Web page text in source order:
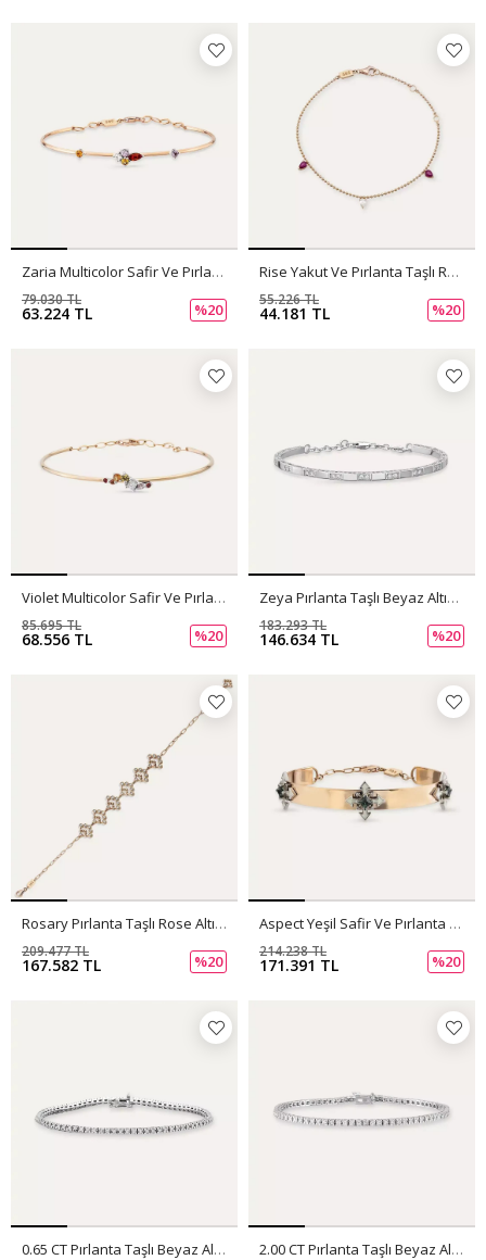
Zaria Multicolor Safir Ve Pırlanta Taşlı Rose Altın Bileklik
63.224 TL
79.030 TL
%20
Rise Yakut Ve Pırlanta Taşlı Rose Altın Bileklik
44.181 TL
55.226 TL
%20
Violet Multicolor Safir Ve Pırlanta Taşlı Rose Altın Bileklik
68.556 TL
85.695 TL
%20
Zeya Pırlanta Taşlı Beyaz Altın Bilezik
146.634 TL
183.293 TL
%20
Rosary Pırlanta Taşlı Rose Altın Bileklik
167.582 TL
209.477 TL
%20
Aspect Yeşil Safir Ve Pırlanta Taşlı, Mineli Rose Altın Bileklik
171.391 TL
214.238 TL
%20
0.65 CT Pırlanta Taşlı Beyaz Altın Suyolu Bileklik 2.00 CT Pırlanta Taşlı Beyaz Altın Suyolu Bileklik